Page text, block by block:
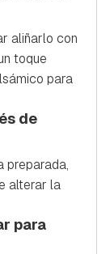
aliñarlo con
toque
para
de
preparada,
alterar la
para